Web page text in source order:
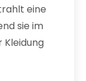
eine
sie im
Kleidung